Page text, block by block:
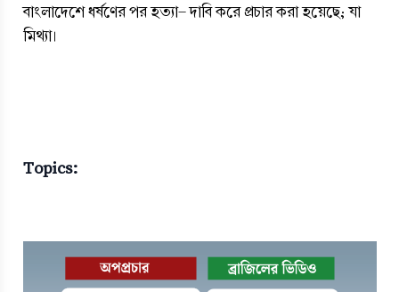
বাংলাদেশে ধর্ষণের পর হত্যা- দাবি করে প্রচার করা হয়েছে; যা
মিথ্যা।
Topics: